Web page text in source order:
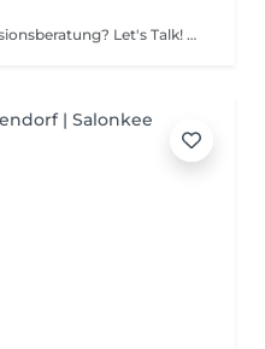
Bereit für eine individuelle Extensionsberatung? Let's Talk! Du erhältst danach einen Gutschein über 52,00 €